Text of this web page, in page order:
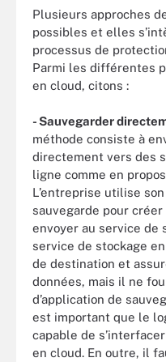
Plusieurs approches
possibles et elles
processus de
Parmi les différentes
en cloud, citons :
- Sauvegarder
méthode consiste à
directement vers des
ligne comme en
L’entreprise utilise
sauvegarde pour
envoyer au service de
service de stockage
de destination et
données, mais il ne
d’application de
est important que le
capable de
en cloud. En outre, il